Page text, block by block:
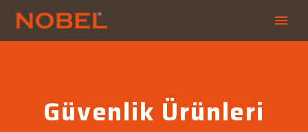
Güvenlik Ürünleri